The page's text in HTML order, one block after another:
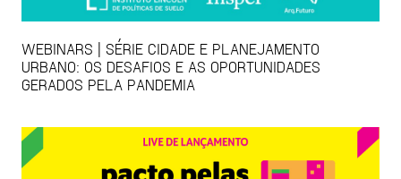
WEBINARS | SÉRIE CIDADE E PLANEJAMENTO
URBANO: OS DESAFIOS E AS OPORTUNIDADES
GERADOS PELA PANDEMIA